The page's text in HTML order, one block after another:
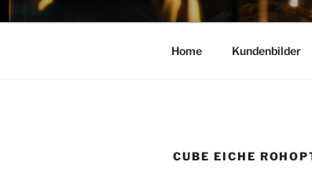
Home Kundenbilder
CUBE EICHE